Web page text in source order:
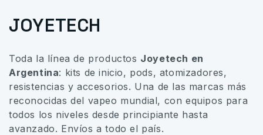
C
l
e
c
JOYETECH
Toda la línea de productos Joyetech en
Argentina: kits de inicio, pods, atomizadores,
resistencias y accesorios. Una de las marcas más
reconocidas del vapeo mundial, con equipos para
todos los niveles desde principiante hasta
avanzado. Envíos a todo el país.